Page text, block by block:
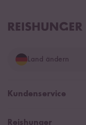
Land ändern
Deutschland
Kundenservice
Help Center & FAQ
Reishunger